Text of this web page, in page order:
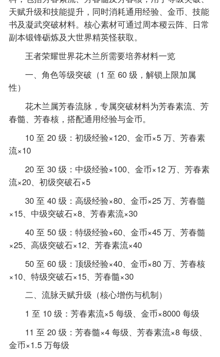
天赋升级和技能提升，同时消耗通用经验、金币、技能
书及凝武突破材料。核心素材可通过周本稷云阵、日常
副本锻锋砺炼及大世界精英怪获取。
王者荣耀世界花木兰所需要培养材料一览
一、角色等级突破（1 至 60 级，解锁上限加属
性）
花木兰属芳春流脉，专属突破材料为芳春素流、芳
春髓、芳春核，搭配通用经验与金币。
10 至 20 级：初级经验×120、金币×5 万、芳春素
流×10
20 至 30 级：中级经验×100、金币×12 万、芳春素
流×20、初级突破石×5
30 至 40 级：高级经验×80、金币×25 万、芳春髓
×15、中级突破石×8、芳春素流×30
40 至 50 级：特级经验×60、金币×45 万、芳春髓
×25、高级突破石×12、芳春素流×40
50 至 60 级：顶级经验×40、金币×80 万、芳春核
×10、特级突破石×15、芳春髓×30
二、流脉天赋升级（核心增伤与机制）
1 至 10 级：芳春素流×5 每级、金币×8000 每级
11 至 20 级：芳春髓×4 每级、芳春素流×8 每级、
金币×1.5 万每级